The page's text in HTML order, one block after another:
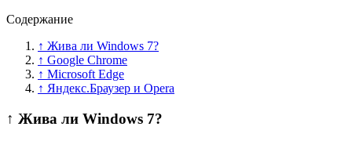
Содержание
↑ Жива ли Windows 7?
↑ Google Chrome
↑ Microsoft Edge
↑ Яндекс.Браузер и Opera
↑ Жива ли Windows 7?